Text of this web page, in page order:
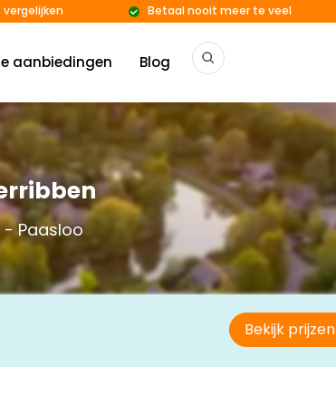
aanbiedingen Blog
vergelijken Betaal nooit meer te veel
- Paasloo
Bekijk prijzen